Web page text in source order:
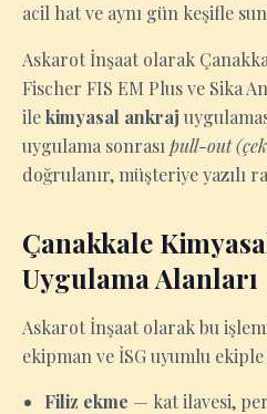
acil hat ve aynı gün keşifle
Askarot İnşaat olarak
Fischer FIS EM Plus ve Sika
ilekimyasal ankraj
uygulama sonrası pull-out
doğrulanır, müşteriye yazılı
Çanakkale
Uygulama Alanları
Askarot İnşaat olarak bu
ekipman ve İSG uyumlu
Filiz ekme — kat ilavesi,